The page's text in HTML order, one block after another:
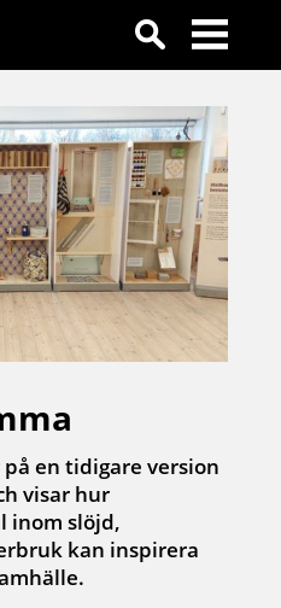
en tidigare version
visar hur
inom slöjd,
kan inspirera